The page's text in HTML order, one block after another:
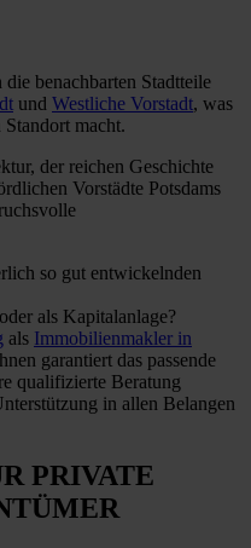
die benachbarten Stadtteile
und Westliche Vorstadt, was
Standort macht.
der reichen Geschichte
Vorstädte Potsdams
so gut entwickelnden
als Kapitalanlage?
als Immobilienmakler in
garantiert das passende
qualifizierte Beratung
in allen Belangen
PRIVATE